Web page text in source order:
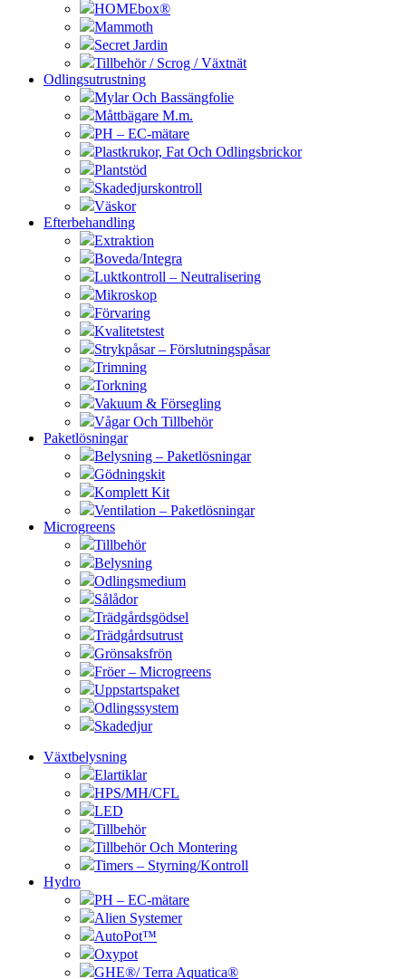
HOMEbox®
Mammoth
Secret Jardin
Tillbehör / Scrog / Växtnät
Odlingsutrustning
Mylar Och Bassängfolie
Måttbägare M.m.
PH – EC-mätare
Plastkrukor, Fat Och Odlingsbrickor
Plantstöd
Skadedjurskontroll
Väskor
Efterbehandling
Extraktion
Boveda/Integra
Luktkontroll – Neutralisering
Mikroskop
Förvaring
Kvalitetstest
Strykpåsar – Förslutningspåsar
Trimning
Torkning
Vakuum & Försegling
Vågar Och Tillbehör
Paketlösningar
Belysning – Paketlösningar
Gödningskit
Komplett Kit
Ventilation – Paketlösningar
Microgreens
Tillbehör
Belysning
Odlingsmedium
Sålådor
Trädgårdsgödsel
Trädgårdsutrust
Grönsaksfrön
Fröer – Microgreens
Uppstartspaket
Odlingssystem
Skadedjur
Växtbelysning
Elartiklar
HPS/MH/CFL
LED
Tillbehör
Tillbehör Och Montering
Timers – Styrning/Kontroll
Hydro
PH – EC-mätare
Alien Systemer
AutoPot™
Oxypot
GHE®/ Terra Aquatica®